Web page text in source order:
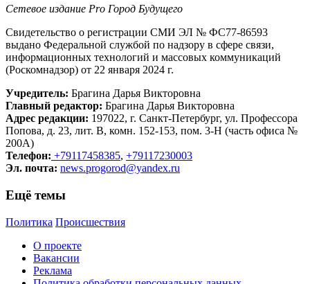
Сетевое издание Рrо Город Будущего
Свидетельство о регистрации СМИ ЭЛ № ФС77-86593
выдано Федеральной службой по надзору в сфере связи,
информационных технологий и массовых коммуникаций
(Роскомнадзор) от 22 января 2024 г.
Учредитель: Брагина Дарья Викторовна
Главный редактор: Брагина Дарья Викторовна
Адрес редакции: 197022, г. Санкт-Петербург, ул. Профессора
Попова, д. 23, лит. В, комн. 152-153, пом. 3-Н (часть офиса №
200А)
Телефон: +79117458385, +79117230003
Эл. почта: news.progorod@yandex.ru
Ещё темы
Политика Происшествия
О проекте
Вакансии
Реклама